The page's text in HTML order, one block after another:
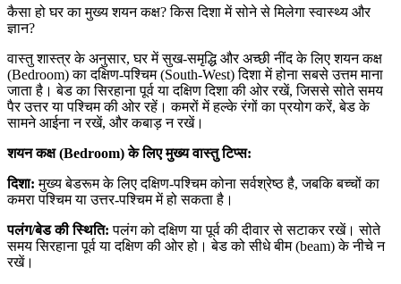
कैसा हो घर का मुख्य शयन कक्ष? किस दिशा में सोने से मिलेगा स्वास्थ्य और
ज्ञान?
वास्तु शास्त्र के अनुसार, घर में सुख-समृद्धि और अच्छी नींद के लिए शयन कक्ष
(Bedroom) का दक्षिण-पश्चिम (South-West) दिशा में होना सबसे उत्तम माना
जाता है। बेड का सिरहाना पूर्व या दक्षिण दिशा की ओर रखें, जिससे सोते समय
पैर उत्तर या पश्चिम की ओर रहें। कमरों में हल्के रंगों का प्रयोग करें, बेड के
सामने आईना न रखें, और कबाड़ न रखें।
शयन कक्ष (Bedroom) के लिए मुख्य वास्तु टिप्स:
दिशा: मुख्य बेडरूम के लिए दक्षिण-पश्चिम कोना सर्वश्रेष्ठ है, जबकि बच्चों का
कमरा पश्चिम या उत्तर-पश्चिम में हो सकता है।
पलंग/बेड की स्थिति: पलंग को दक्षिण या पूर्व की दीवार से सटाकर रखें। सोते
समय सिरहाना पूर्व या दक्षिण की ओर हो। बेड को सीधे बीम (beam) के नीचे न
रखें।